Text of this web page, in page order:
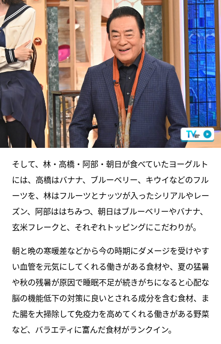
そして、林・高橋・阿部・朝日が食べていたヨーグルト
には、高橋はバナナ、ブルーベリー、キウイなどのフル
ーツを、林はフルーツとナッツが入ったシリアルやレー
ズン、阿部ははちみつ、朝日はブルーベリーやバナナ、
玄米フレークと、それぞれトッピングにこだわりが。
朝と晩の寒暖差などから今の時期にダメージを受けやす
い血管を元気にしてくれる働きがある食材や、夏の猛暑
や秋の残暑が原因で睡眠不足が続きがちになると心配な
脳の機能低下の対策に良いとされる成分を含む食材、ま
た腸を大掃除して免疫力を高めてくれる働きがある野菜
など、バラエティに富んだ食材がランクイン。